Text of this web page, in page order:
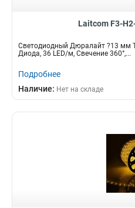
Laitcom F3-
Светодиодный Дюралайт ?13 мм
Диода, 36 LED/м, Свечение 360°,...
Подробнее
Наличие: Нет на складе